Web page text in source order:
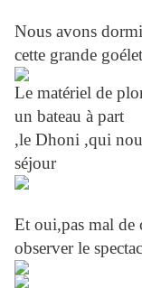
Nous avons
cette grande
Le matériel de
un bateau à part
,le Dhoni ,qui
séjour
Et oui,pas mal de
observer le